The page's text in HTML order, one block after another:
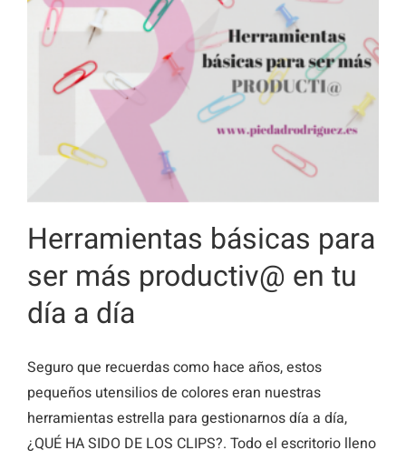
Herramientas básicas para
ser más productiv@ en tu
día a día
Seguro que recuerdas como hace años, estos
pequeños utensilios de colores eran nuestras
herramientas estrella para gestionarnos día a día,
¿QUÉ HA SIDO DE LOS CLIPS?. Todo el escritorio lleno